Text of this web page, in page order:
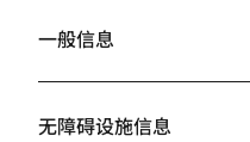
一般信息
无障碍设施信息